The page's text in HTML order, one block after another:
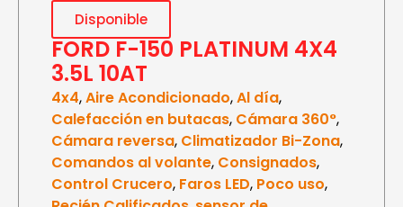
Disponible
FORD F-150 PLATINUM 4X4
3.5L 10AT
4x4,Aire Acondicionado,Al día,
Calefacción en butacas, Cámara 360°,
Cámara reversa, Climatizador Bi-Zona,
Comandos al volante, Consignados,
Control Crucero, Faros LED, Poco uso,